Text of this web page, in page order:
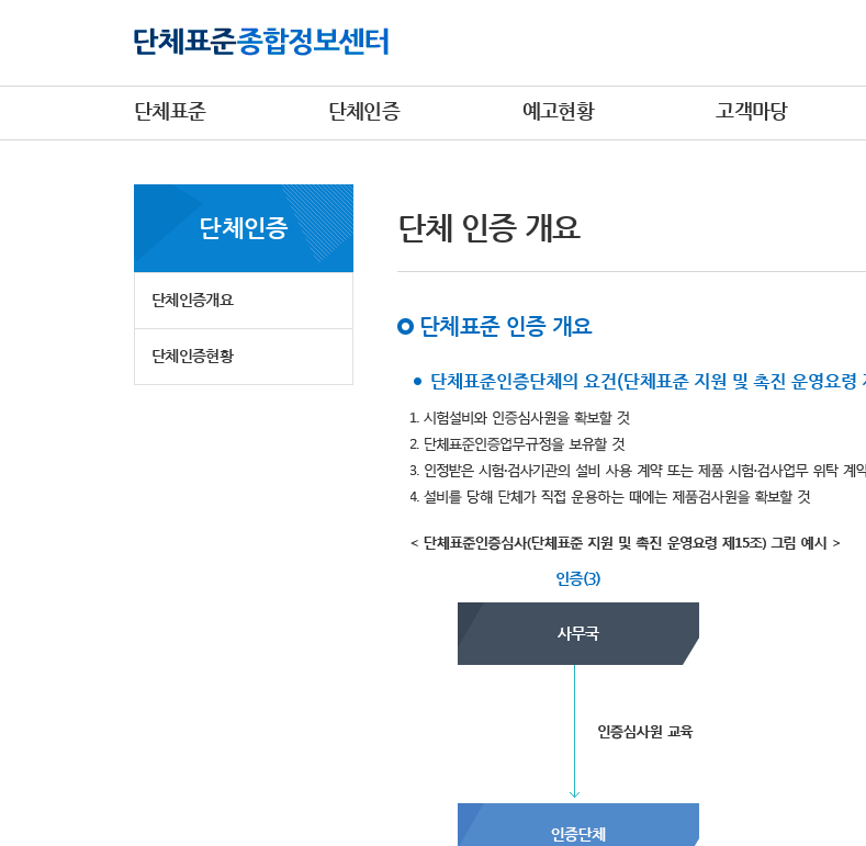
단체표준 단체인증 예고현황 고객마당
단체인증
단체인증개요
단체인증현황
단체 인증 개요
단체표준 인증 개요